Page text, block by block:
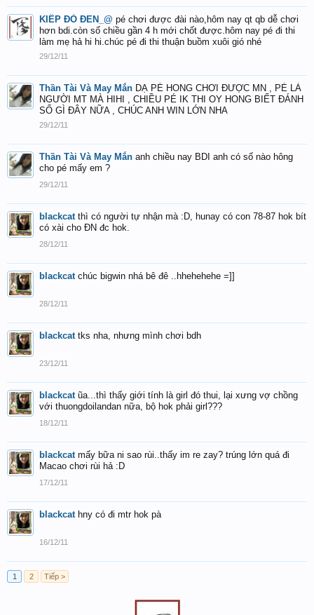
KIẾP ĐỎ ĐEN_@ pé chơi được đài nào,hôm nay qt qb dễ chơi
hơn bdi.còn số chiều gần 4 h mới chốt được.hôm nay pé đi thi
làm mẹ hả hi hi.chúc pé đi thi thuận buồm xuôi gió nhé
29/12/11
Thần Tài Và May Mắn DẠ PÉ HONG CHƠI ĐƯỢC MN , PÈ LÀ
NGƯỜI MT MÀ HIHI , CHIỀU PÉ IK THI OY HONG BIẾT ĐÁNH
SỐ GÌ ĐÂY NỮA , CHÚC ANH WIN LỚN NHA
29/12/11
Thần Tài Và May Mắn anh chiều nay BDI anh có số nào hông
cho pé mấy em ?
29/12/11
blackcat thì có người tự nhận mà :D, hunay có con 78-87 hok bít
có xài cho ĐN đc hok.
28/12/11
blackcat chúc bigwin nhá bê đê ..hhehehehe =]]
28/12/11
blackcat tks nha, nhưng mình chơi bdh
23/12/11
blackcat ũa...thì thấy giới tính là girl đó thui, lại xưng vợ chồng
với thuongdoilandan nữa, bộ hok phải girl???
18/12/11
blackcat mấy bữa ni sao rùi..thấy im re zay? trúng lớn quá đi
Macao chơi rùi hả :D
17/12/11
blackcat hny có đi mtr hok pà
16/12/11
1 2 Tiếp >